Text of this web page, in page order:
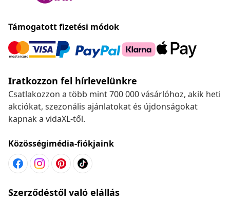
Támogatott fizetési módok
Iratkozzon fel hírlevelünkre
Csatlakozzon a több mint 700 000 vásárlóhoz, akik heti
akciókat, szezonális ajánlatokat és újdonságokat
kapnak a vidaXL-től.
Közösségimédia-fiókjaink
Szerződéstől való elállás